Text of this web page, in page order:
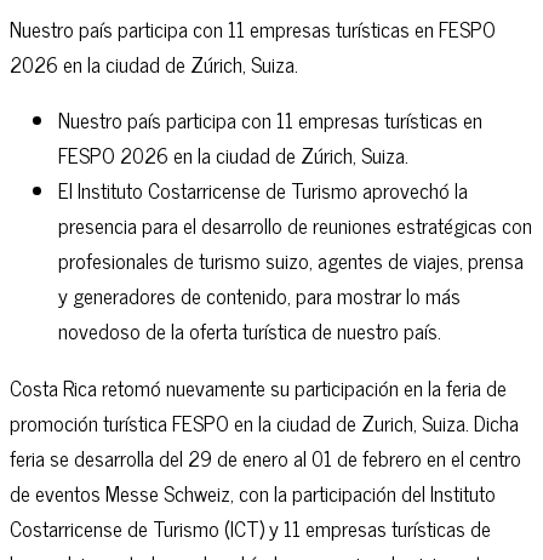
Nuestro país participa con 11 empresas turísticas en FESPO
2026 en la ciudad de Zúrich, Suiza.
Nuestro país participa con 11 empresas turísticas en
FESPO 2026 en la ciudad de Zúrich, Suiza.
El Instituto Costarricense de Turismo aprovechó la
presencia para el desarrollo de reuniones estratégicas con
profesionales de turismo suizo, agentes de viajes, prensa
y generadores de contenido, para mostrar lo más
novedoso de la oferta turística de nuestro país.
Costa Rica retomó nuevamente su participación en la feria de
promoción turística FESPO en la ciudad de Zurich, Suiza. Dicha
feria se desarrolla del 29 de enero al 01 de febrero en el centro
de eventos Messe Schweiz, con la participación del Instituto
Costarricense de Turismo (ICT) y 11 empresas turísticas de